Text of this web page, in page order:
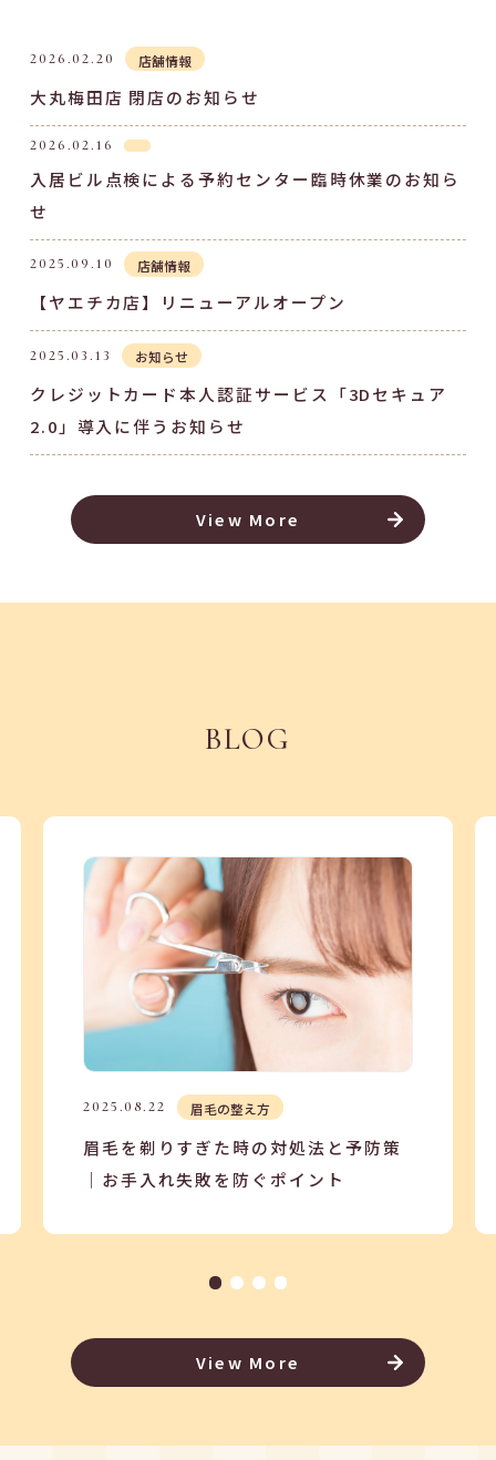
2026.02.20 店舗情報
大丸梅田店 閉店のお知らせ
2026.02.16
入居ビル点検による予約センター臨時休業のお知ら
せ
2025.09.10 店舗情報
【ヤエチカ店】リニューアルオープン
2025.03.13 お知らせ
クレジットカード本人認証サービス「3Dセキュア
2.0」導入に伴うお知らせ
View More
BLOG
2025.08.22 眉毛の整え方
眉毛を剃りすぎた時の対処法と予防策
｜お手入れ失敗を防ぐポイント
View More